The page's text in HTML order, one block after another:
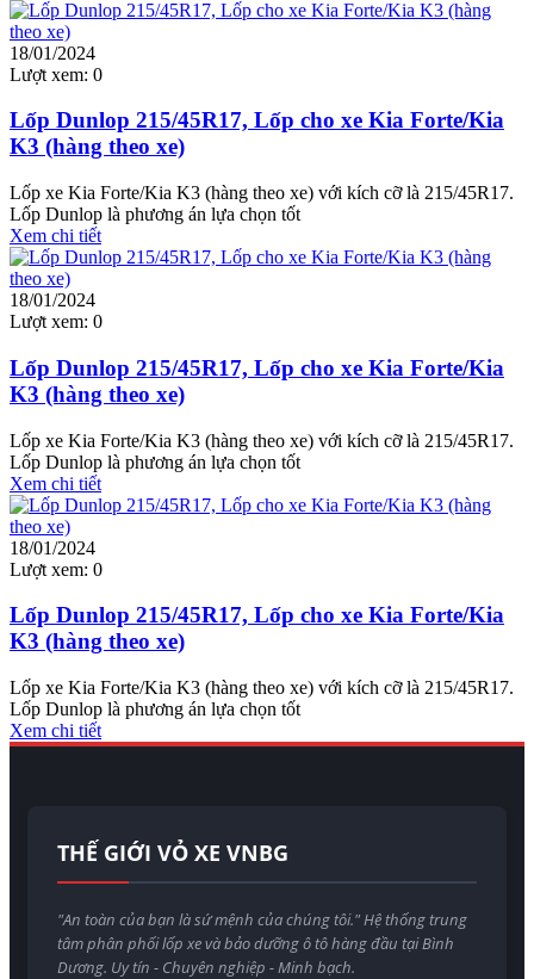
18/01/2024
Lượt xem: 0
Lốp Dunlop 215/45R17, Lốp cho xe Kia Forte/Kia
K3 (hàng theo xe)
Lốp xe Kia Forte/Kia K3 (hàng theo xe) với kích cỡ là 215/45R17.
Lốp Dunlop là phương án lựa chọn tốt
Xem chi tiết
18/01/2024
Lượt xem: 0
Lốp Dunlop 215/45R17, Lốp cho xe Kia Forte/Kia
K3 (hàng theo xe)
Lốp xe Kia Forte/Kia K3 (hàng theo xe) với kích cỡ là 215/45R17.
Lốp Dunlop là phương án lựa chọn tốt
Xem chi tiết
18/01/2024
Lượt xem: 0
Lốp Dunlop 215/45R17, Lốp cho xe Kia Forte/Kia
K3 (hàng theo xe)
Lốp xe Kia Forte/Kia K3 (hàng theo xe) với kích cỡ là 215/45R17.
Lốp Dunlop là phương án lựa chọn tốt
Xem chi tiết
THẾ GIỚI VỎ XE VNBG
"An toàn của bạn là sứ mệnh của chúng tôi." Hệ thống trung
tâm phân phối lốp xe và bảo dưỡng ô tô hàng đầu tại Bình
Dương. Uy tín - Chuyên nghiệp - Minh bạch.